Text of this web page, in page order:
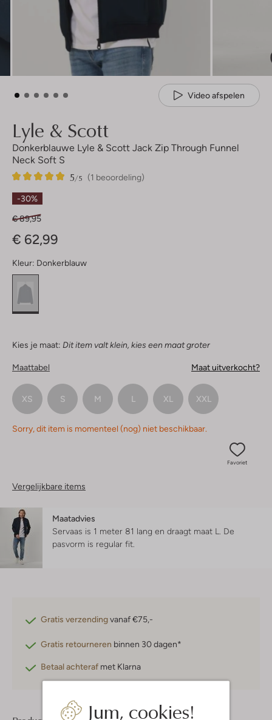
Jum, cookies!
Video afspelen
Lyle & Scott
Donkerblauwe Lyle & Scott Jack Zip Through Funnel
Neck Soft S
(1 beoordeling)
5/5
1
5
Sterren
-30%
€ 89,95
€ 62,99
Kleur: Donkerblauw
Kies je maat: Dit item valt klein, kies een maat groter
Maattabel Maat uitverkocht?
XS S M L XL XXL
Sorry, dit item is momenteel (nog) niet beschikbaar.
Favoriet
Vergelijkbare items
Maatadvies
Servaas is 1 meter 81 lang en draagt maat L. De
pasvorm is regular fit
Gratis verzendingvanaf €75,-
Gratis retourneren binnen 30 dagen*
Betaal achteraf met Klarna